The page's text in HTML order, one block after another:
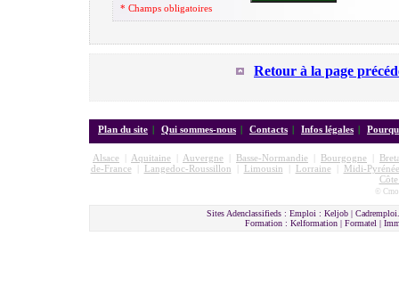
* Champs obligatoires
Retour à la page
Plan du site | Qui sommes-nous | Contacts | Infos légales |
Alsace Aquitaine Auvergne Basse-Normandie Bourgogne
de-France| Langedoc-Roussillon Limousin Lorraine|
Midi-
©
Sites Adenclassifieds : Emploi : Keljob |
Formation : Kelformation | Formatel |